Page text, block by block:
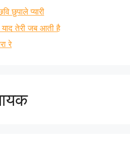
छुपाले प्यारी
तेरी जब आती है
रे